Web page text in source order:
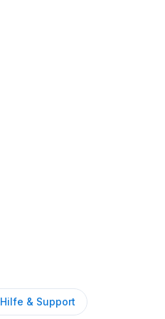
Hilfe & Support